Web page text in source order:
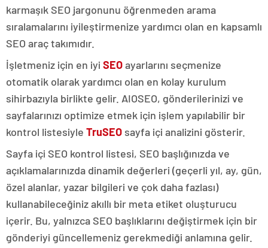
karmaşık SEO jargonunu öğrenmeden arama
sıralamalarını iyileştirmenize yardımcı olan en kapsamlı
SEO araç takımıdır.
İşletmeniz için en iyi SEOayarlarını seçmenize
otomatik olarak yardımcı olan en kolay kurulum
sihirbazıyla birlikte gelir. AIOSEO, gönderilerinizi ve
sayfalarınızı optimize etmek için işlem yapılabilir bir
kontrol listesiyle TruSEO sayfa içi analizini gösterir.
Sayfa içi SEO kontrol listesi, SEO başlığınızda ve
açıklamalarınızda dinamik değerleri (geçerli yıl, ay, gün,
özel alanlar, yazar bilgileri ve çok daha fazlası)
kullanabileceğiniz akıllı bir meta etiket oluşturucu
içerir. Bu, yalnızca SEO başlıklarını değiştirmek için bir
gönderiyi güncellemeniz gerekmediği anlamına gelir.